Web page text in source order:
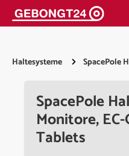
springen
Haltesysteme SpacePole
SpacePole
Monitore,
Tablets